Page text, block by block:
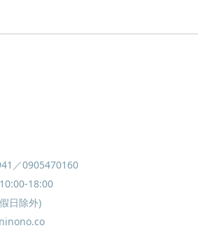
／0905470160
18:00
日除外)